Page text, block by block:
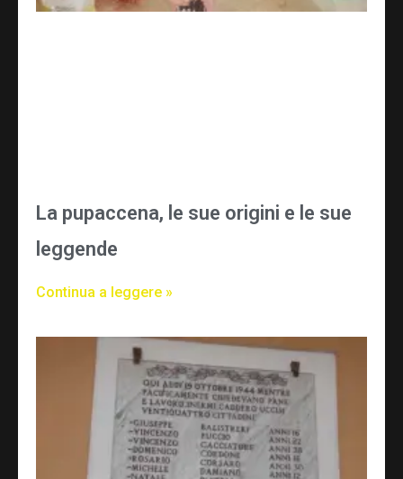
La pupaccena, le sue origini e le sue
leggende
Continua a leggere »